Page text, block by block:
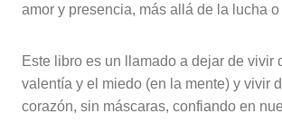
amor y presencia, más allá de la lucha
Este libro es un llamado a dejar de vivir
valentía y el miedo (en la mente) y vivir
corazón, sin máscaras, confiando en